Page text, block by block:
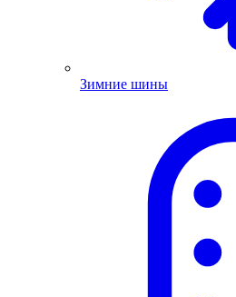
Зимние шины